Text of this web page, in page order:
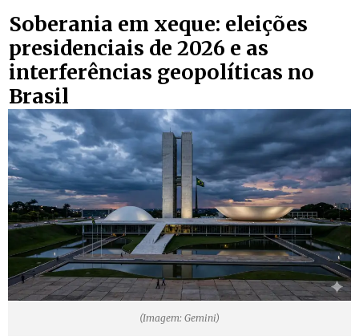
Soberania em xeque: eleições
presidenciais de 2026 e as
interferências geopolíticas no
Brasil
(Imagem: Gemini)